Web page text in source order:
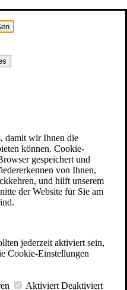
damit wir Ihnen die
können. Cookie-
gespeichert und
von Ihnen,
und hilft unserem
der Website für Sie am
jederzeit aktiviert sein,
Cookie-Einstellungen
Aktiviert Deaktiviert